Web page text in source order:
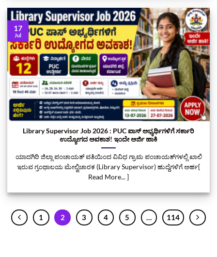
Library Supervisor Job 2026 : PUC ಪಾಸ್ ಅಭ್ಯರ್ಥಿಗಳಿಗೆ ಸರ್ಕಾರಿ
ಉದ್ಯೋಗದ ಅವಕಾಶ! ಇಂದೇ ಅರ್ಜಿ ಹಾಕಿ
ಯಾದಗಿರಿ ಜಿಲ್ಲಾ ಪಂಚಾಯತ್ ವತಿಯಿಂದ ವಿವಿಧ ಗ್ರಾಮ ಪಂಚಾಯತ್‌ಗಳಲ್ಲಿ ಖಾಲಿ
ಇರುವ ಗ್ರಂಥಾಲಯ ಮೇಲ್ವಿಚಾರಕ (Library Supervisor) ಹುದ್ದೆಗಳಿಗೆ ಅರ್ಹ[
Read More... ]
17
Jul
1 2 3 4 5 114